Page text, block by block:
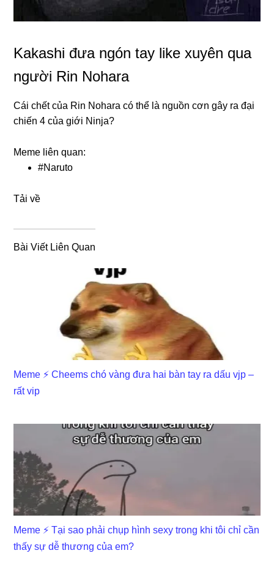
Kakashi đưa ngón tay like xuyên qua
người Rin Nohara
Cái chết của Rin Nohara có thể là nguồn cơn gây ra đại
chiến 4 của giới Ninja?
Meme liên quan:
#Naruto
Tải về
Bài Viết Liên Quan
Meme ⚡ Cheems chó vàng đưa hai bàn tay ra dấu vjp –
rất vip
Meme ⚡ Tại sao phải chụp hình sexy trong khi tôi chỉ cần
thấy sự dễ thương của em?